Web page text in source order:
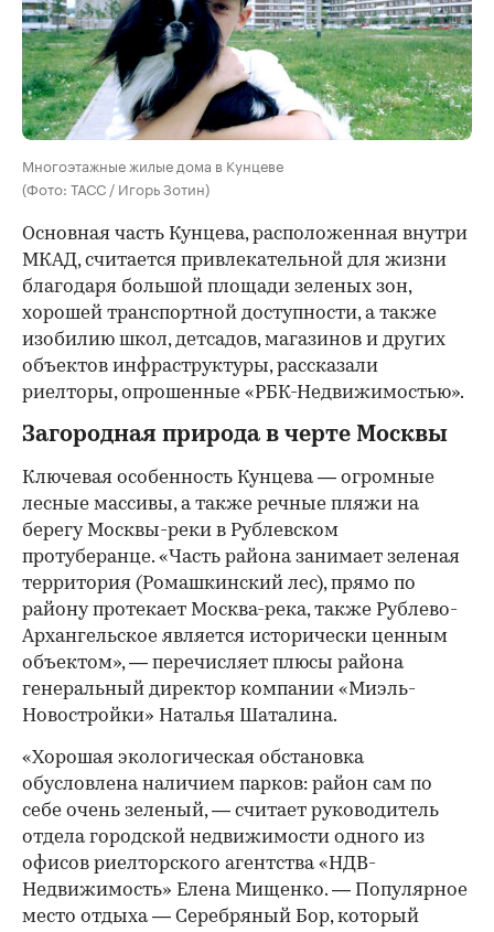
Многоэтажные жилые дома в Кунцеве
(Фото: ТАСС / Игорь Зотин)
Основная часть Кунцева, расположенная внутри
МКАД, считается привлекательной для жизни
благодаря большой площади зеленых зон,
хорошей транспортной доступности, а также
изобилию школ, детсадов, магазинов и других
объектов инфраструктуры, рассказали
риелторы, опрошенные «РБК-Недвижимостью».
Загородная природа в черте Москвы
Ключевая особенность Кунцева — огромные
лесные массивы, а также речные пляжи на
берегу Москвы-реки в Рублевском
протуберанце. «Часть района занимает зеленая
территория (Ромашкинский лес), прямо по
району протекает Москва-река, также Рублево-
Архангельское является исторически ценным
объектом», — перечисляет плюсы района
генеральный директор компании «Миэль-
Новостройки» Наталья Шаталина.
«Хорошая экологическая обстановка
обусловлена наличием парков: район сам по
себе очень зеленый, — считает руководитель
отдела городской недвижимости одного из
офисов риелторского агентства «НДВ-
Недвижимость» Елена Мищенко. — Популярное
место отдыха — Серебряный Бор, который